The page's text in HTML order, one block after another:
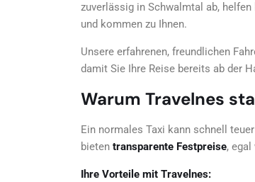
zuverlässig in Schwalmtal ab,
und kommen zu Ihnen.
Unsere erfahrenen, freundlichen
damit Sie Ihre Reise bereits ab der
Warum Travelnes
Ein normales Taxi kann schnell
bieten transparente Festpreise,
Ihre Vorteile mit Travelnes: